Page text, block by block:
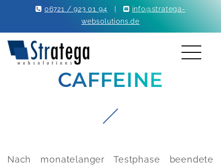
06721 / 923 01 94
info@stratega-
websolutions.de
CAFFEINE
Nach monatelanger Testphase beendete